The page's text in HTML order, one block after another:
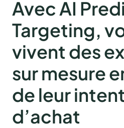
Avec AI
Targeting,
vivent des
sur mesure
de leur
d’achat